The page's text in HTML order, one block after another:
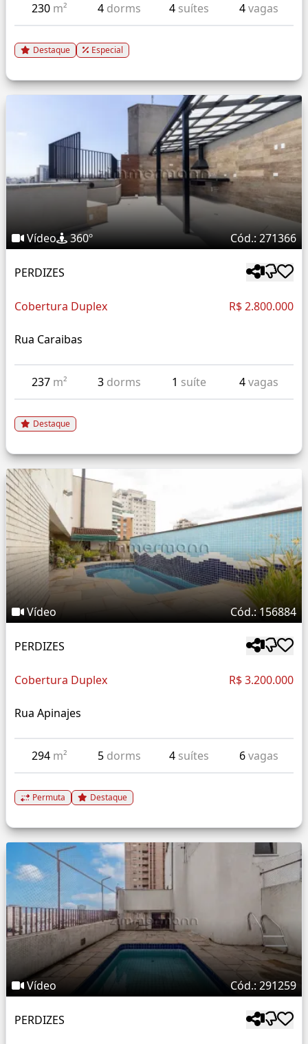
230 m² 4 dorms 4 suítes 4vagas
Destaque Especial
Vídeo 360º Cód.: 271366
PERDIZES
Cobertura Duplex R$ 2.800.000
Rua Caraibas
237 m² 3 dorms 1 suíte 4vagas
Destaque
Vídeo Cód.: 156884
PERDIZES
Cobertura Duplex R$ 3.200.000
Rua Apinajes
294 m² 5 dorms 4 suítes 6vagas
Permuta Destaque
Vídeo Cód.: 291259
PERDIZES